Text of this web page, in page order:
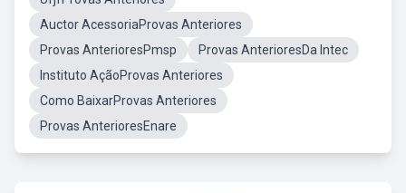
Auctor AcessoriaProvas Anteriores
Provas AnterioresPmsp
Provas AnterioresDa Intec
Instituto AçãoProvas Anteriores
Como BaixarProvas Anteriores
Provas AnterioresEnare